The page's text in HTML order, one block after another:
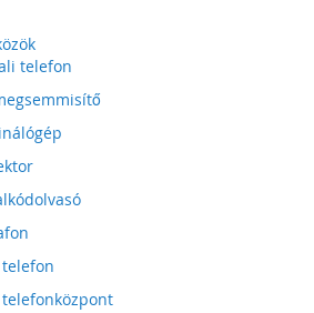
telefon
telefon
telefonközpont